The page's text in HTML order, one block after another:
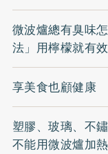
微波爐總有臭味
法」用檸檬就有效
享美食也顧健康
塑膠、玻璃、不
不能用微波爐加熱